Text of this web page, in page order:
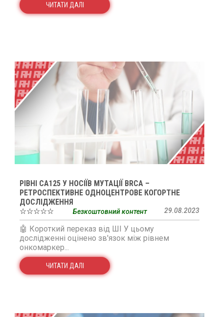
ЧИТАТИ ДАЛІ
РІВНІ СА125 У НОСІЇВ МУТАЦІЇ BRCA –
РЕТРОСПЕКТИВНЕ ОДНОЦЕНТРОВЕ КОГОРТНЕ
ДОСЛІДЖЕННЯ
☆☆☆☆☆
29.08.2023
Безкоштовний контент
🤖 Короткий переказ від ШІ У цьому
дослідженні оцінено зв'язок між рівнем
онкомаркер...
ЧИТАТИ ДАЛІ